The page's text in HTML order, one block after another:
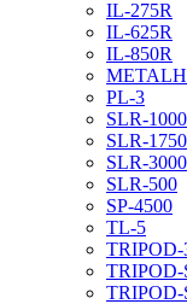
IL-275R
IL-625R
IL-850R
PL-3
SLR-1000
SLR-1750
SLR-3000
SLR-500
SP-4500
TL-5
TRIPOD-
TRIPOD-